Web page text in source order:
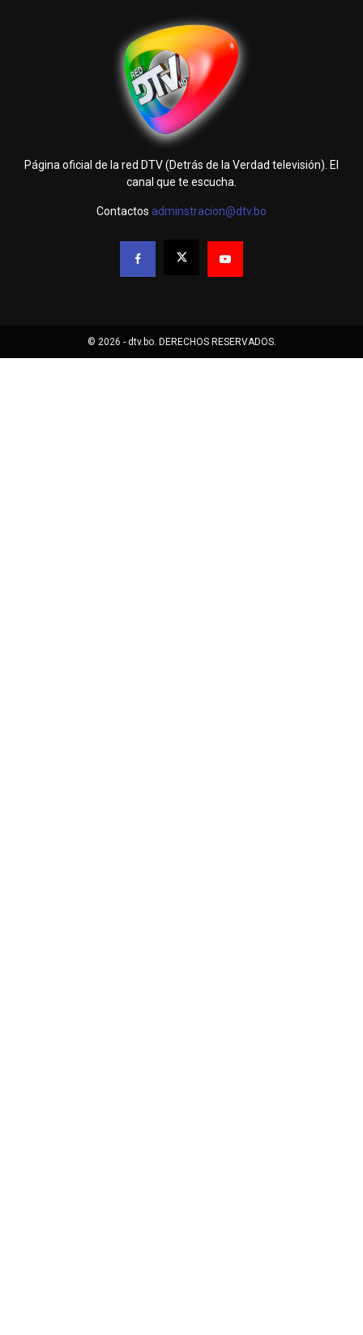
Página oficial de la red DTV (Detrás de la Verdad televisión). El
canal que te escucha.
Contactos adminstracion@dtv.bo
© 2026 - dtv.bo. DERECHOS RESERVADOS.